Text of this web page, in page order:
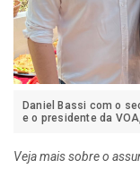
Daniel Bassi com o
e o presidente da
Veja mais sobre o